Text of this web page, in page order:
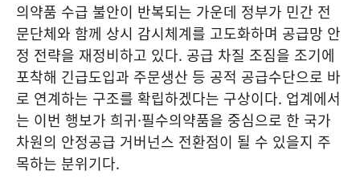
의약품 수급 불안이 반복되는 가운데 정부가 민간 전
문단체와 함께 상시 감시체계를 고도화하며 공급망 안
정 전략을 재정비하고 있다. 공급 차질 조짐을 조기에
포착해 긴급도입과 주문생산 등 공적 공급수단으로 바
로 연계하는 구조를 확립하겠다는 구상이다. 업계에서
는 이번 행보가 희귀·필수의약품을 중심으로 한 국가
차원의 안정공급 거버넌스 전환점이 될 수 있을지 주
목하는 분위기다.